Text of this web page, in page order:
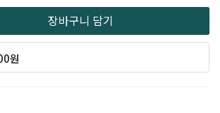
장바구니 담기
원